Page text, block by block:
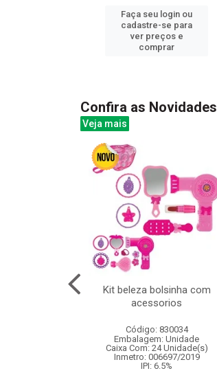
Faça seu login ou
cadastre-se para
ver preços e
comprar
Confira as Novidades
Veja mais
Kit beleza bolsinha com
acessorios
Código: 830034
Embalagem: Unidade
Caixa Com: 24 Unidade(s)
Inmetro: 006697/2019
IPI: 6.5%